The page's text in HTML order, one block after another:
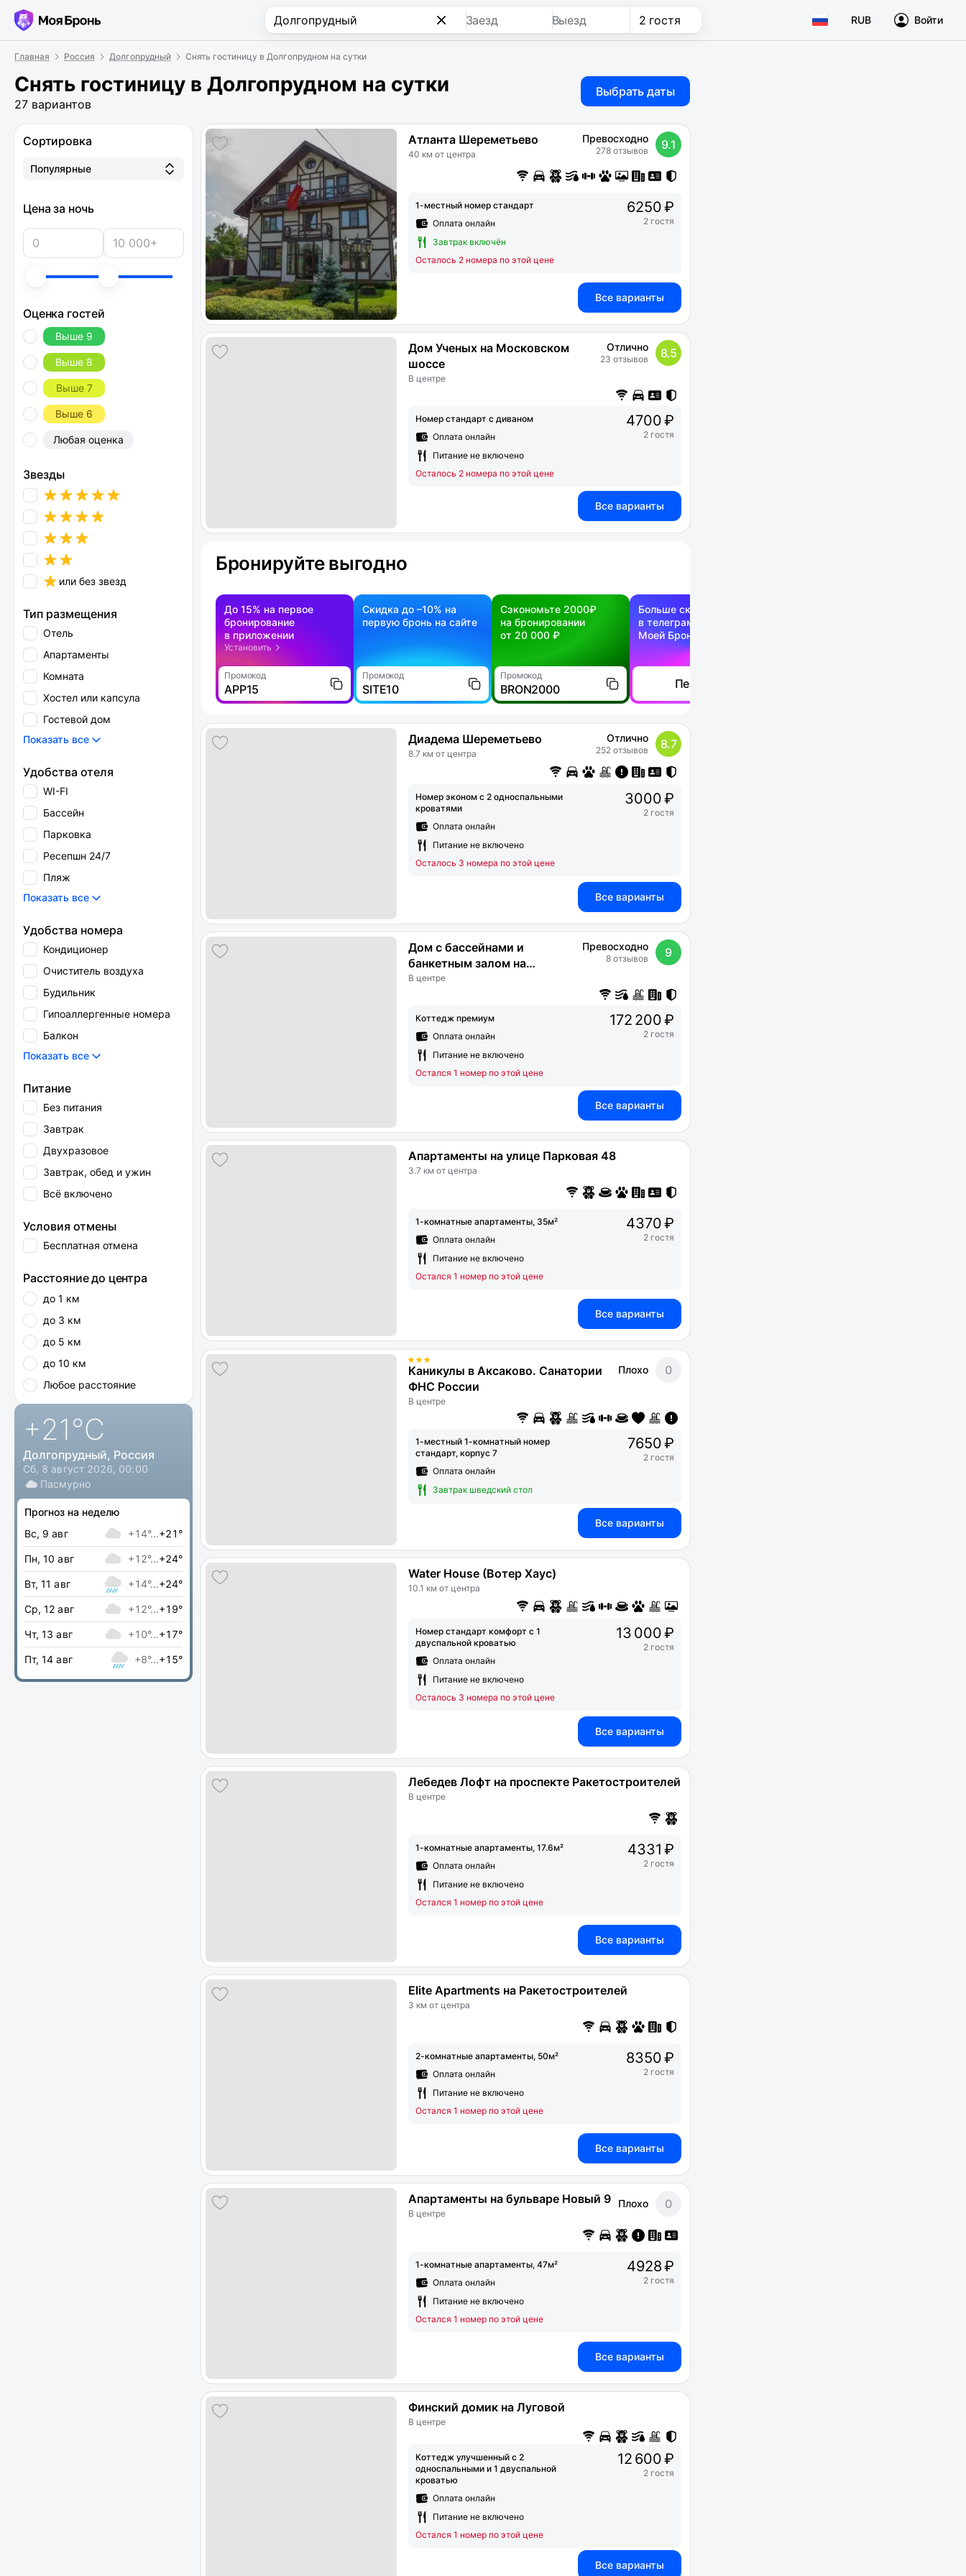
Заезд Выезд 2 гостя RUB Войти
Главная Россия Долгопрудный Снять гостиницу в Долгопрудном на сутки
Снять гостиницу в Долгопрудном на сутки
27 вариантов
Выбрать даты
Сортировка
Популярные
Цена за ночь
Оценка гостей
Выше 9
Выше 8
Выше 7
Выше 6
Любая оценка
Звезды
или без звезд
Тип размещения
Отель
Апартаменты
Комната
Хостел или капсула
Гостевой дом
Показать все
Удобства отеля
WI-FI
Бассейн
Парковка
Ресепшн 24/7
Пляж
Показать все
Удобства номера
Кондиционер
Очиститель воздуха
Будильник
Гипоаллергенные номера
Балкон
Показать все
Питание
Без питания
Завтрак
Двухразовое
Завтрак, обед и ужин
Всё включено
Условия отмены
Бесплатная отмена
Расстояние до центра
до 1 км
до 3 км
до 5 км
до 10 км
Любое расстояние
+21°C
Долгопрудный, Россия
Сб, 8 август 2026, 00:00
Пасмурно
Прогноз на неделю
Вс, 9 авг
+14°…+21°
Пн, 10 авг +12°…+24°
Вт, 11 авг +14°…+24°
Ср, 12 авг +12°…+19°
Чт, 13 авг +10°…+17°
Пт, 14 авг +8°…+15°
Атланта Шереметьево
40 км от центра
Превосходно
278 отзывов 9.1
1-местный номер стандарт
Оплата онлайн
Завтрак включён
Осталось 2 номера по этой цене
6250 ₽
2 гостя
Все варианты
Дом Ученых на Московском
шоссе
В центре
Отлично
23 отзывов 8.5
Номер стандарт с диваном
Оплата онлайн
Питание не включено
Осталось 2 номера по этой цене
4700 ₽
2 гостя
Все варианты
Бронируйте выгодно
До 15% на первое
бронирование
в приложении
Установить
Промокод
APP15
Скидка до –10% на
первую бронь на сайте
Промокод
SITE10
Сэкономьте 2000₽
на бронировании
от 20 000 ₽
Промокод
BRON2000
Больше скидок —
в телеграм-канале
Моей Брони
Перейти
Диадема Шереметьево
8.7 км от центра
Отлично
252 отзывов 8.7
Номер эконом с 2 односпальными
кроватями
Оплата онлайн
Питание не включено
Осталось 3 номера по этой цене
3000 ₽
2 гостя
Все варианты
Дом с бассейнами и
банкетным залом на
Дмитровском шоссе
В центре
Превосходно
8 отзывов 9
Коттедж премиум
Оплата онлайн
Питание не включено
Остался 1 номер по этой цене
172 200 ₽
2 гостя
Все варианты
Апартаменты на улице Парковая 48
3.7 км от центра
1-комнатные апартаменты, 35м²
Оплата онлайн
Питание не включено
Остался 1 номер по этой цене
4370 ₽
2 гостя
Все варианты
Каникулы в Аксаково. Санатории
ФНС России
В центре
Плохо 0
1-местный 1-комнатный номер
стандарт, корпус 7
Оплата онлайн
Завтрак шведский стол
7650 ₽
2 гостя
Все варианты
Water House (Вотер Хаус)
10.1 км от центра
Номер стандарт комфорт с 1
двуспальной кроватью
Оплата онлайн
Питание не включено
Осталось 3 номера по этой цене
13 000 ₽
2 гостя
Все варианты
Лебедев Лофт на проспекте Ракетостроителей
В центре
1-комнатные апартаменты, 17.6м²
Оплата онлайн
Питание не включено
Остался 1 номер по этой цене
4331 ₽
2 гостя
Все варианты
Elite Apartments на Ракетостроителей
3 км от центра
2-комнатные апартаменты, 50м²
Оплата онлайн
Питание не включено
Остался 1 номер по этой цене
8350 ₽
2 гостя
Все варианты
Апартаменты на бульваре Новый 9
В центре
Плохо 0
1-комнатные апартаменты, 47м²
Оплата онлайн
Питание не включено
Остался 1 номер по этой цене
4928 ₽
2 гостя
Все варианты
Финский домик на Луговой
В центре
Коттедж улучшенный с 2
односпальными и 1 двуспальной
кроватью
Оплата онлайн
Питание не включено
Остался 1 номер по этой цене
12 600 ₽
2 гостя
Все варианты